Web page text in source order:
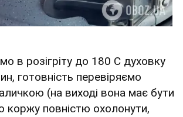
в розігріту до 180 С духовку
готовність перевіряємо
(на виході вона має бути
коржу повністю охолонути,